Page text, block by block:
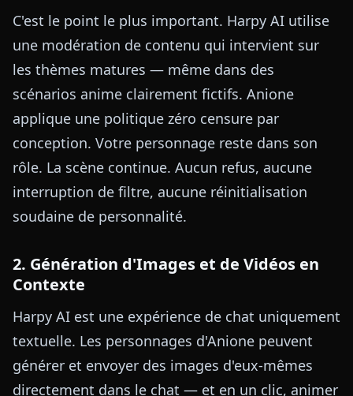
C'est le point le plus important. Harpy AI utilise
une modération de contenu qui intervient sur
les thèmes matures — même dans des
scénarios anime clairement fictifs. Anione
applique une politique zéro censure par
conception. Votre personnage reste dans son
rôle. La scène continue. Aucun refus, aucune
interruption de filtre, aucune réinitialisation
soudaine de personnalité.
2. Génération d'Images et de Vidéos en
Contexte
Harpy AI est une expérience de chat uniquement
textuelle. Les personnages d'Anione peuvent
générer et envoyer des images d'eux-mêmes
directement dans le chat — et en un clic, animer